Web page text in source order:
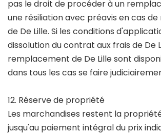
pas le droit de procéder à un
une résiliation avec préavis en cas
de De Lille. Si les conditions
dissolution du contrat aux frais de De
remplacement de De Lille sont
dans tous les cas se faire
12. Réserve de propriété
Les marchandises restent la
jusqu'au paiement intégral du prix